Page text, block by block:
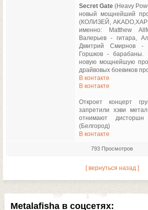
Metalafisha в соцсетях:
Secret Gate (Heavy
новый мощнейший
(КОЛИЗЕЙ,
именно: Matthew
Валерьев - гитара,
Дмитрий Смирнов -
Горшков - барабаны.
новую мощнейшую
драйвовых боевиков
В контакте
В контакте
Откроет концерт
запретили хэви
отнимают
(Белгород)
В контакте
793 Просмотров
[ вернуться назад ]